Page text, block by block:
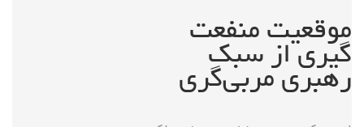
موقعیت منفعت
گیری از سبک
رهبری مربی‌گری